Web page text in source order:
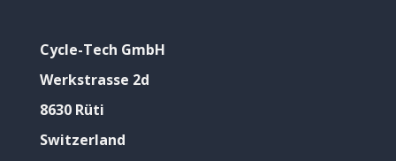
Cycle-Tech GmbH
Werkstrasse 2d
8630 Rüti
Switzerland